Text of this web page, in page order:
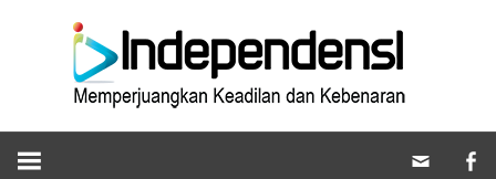
Memperjuangkan
Keadilan